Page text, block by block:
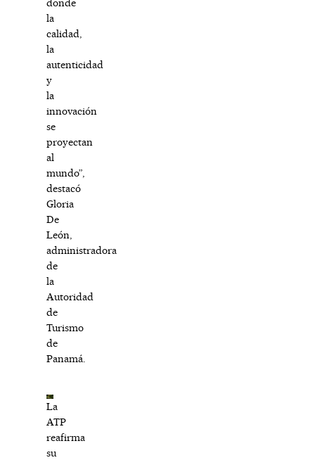
donde
la
calidad,
la
autenticidad
y
la
innovación
se
proyectan
al
mundo”,
destacó
Gloria
De
León,
administradora
de
la
Autoridad
de
Turismo
de
Panamá.
La
ATP
reafirma
su